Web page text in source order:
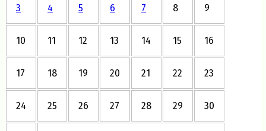
3 4 5 6 7 8 9
10 11 12 13 14 15 16
17 18 19 20 21 22 23
24 25 26 27 28 29 30